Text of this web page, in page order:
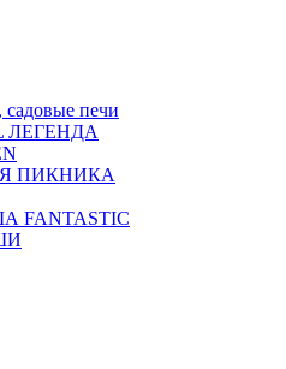
печи
ЛЕГЕНДА
ПИКНИКА
FANTASTIC